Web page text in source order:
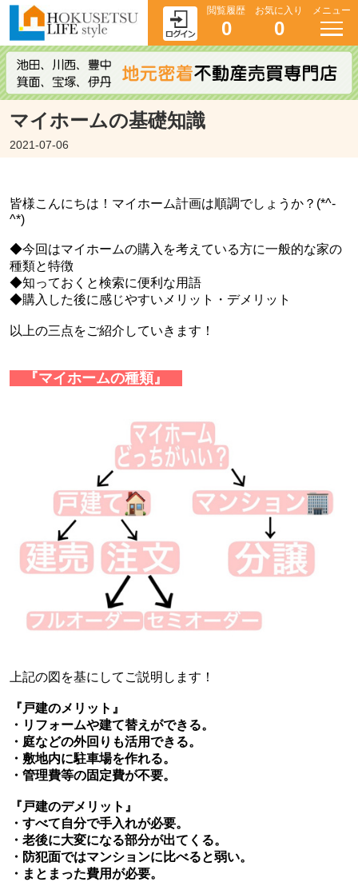
閲覧履歴
0
お気に入り
0
メニュー
マイホームの基礎知識
2021-07-06
皆様こんにちは！マイホーム計画は順調でしょうか？(*^-
^*)
◆今回はマイホームの購入を考えている方に一般的な家の
種類と特徴
◆知っておくと検索に便利な用語
◆購入した後に感じやすいメリット・デメリット
以上の三点をご紹介していきます！
『マイホームの種類』
上記の図を基にしてご説明します！
『戸建のメリット』
・リフォームや建て替えができる。
・庭などの外回りも活用できる。
・敷地内に駐車場を作れる。
・管理費等の固定費が不要。
『戸建のデメリット』
・すべて自分で手入れが必要。
・老後に大変になる部分が出てくる。
・防犯面ではマンションに比べると弱い。
・まとまった費用が必要。